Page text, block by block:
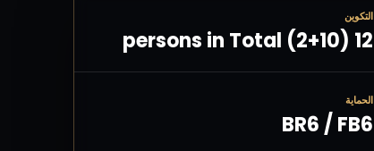
التكوين
12 persons in Total (2+10)
الحماية
BR6 / FB6